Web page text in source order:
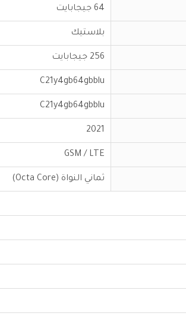
64 جيجابايت
بلاستيك
256 جيجابايت
C21y4gb64gbblu
C21y4gb64gbblu
2021
GSM / LTE
ثماني النواة (Octa Core)